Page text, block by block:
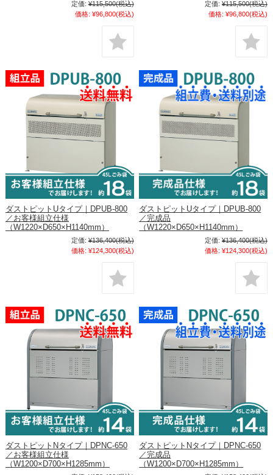
定価: ¥115,500(税込)
価格: ¥96,800(税込)
定価: ¥115,500(税込)
価格: ¥96,800(税込)
ダストピットUタイプ｜DPUB-800
／お客様組立仕様
（W1220×D650×H1140mm）
定価: ¥136,400(税込)
価格: ¥124,300(税込)
ダストピットUタイプ｜DPUB-800
／完成品
（W1220×D650×H1140mm）
定価: ¥136,400(税込)
価格: ¥124,300(税込)
ダストピットNタイプ｜DPNC-650
／お客様組立仕様
（W1200×D700×H1285mm）
ダストピットNタイプ｜DPNC-650
／完成品
（W1200×D700×H1285mm）